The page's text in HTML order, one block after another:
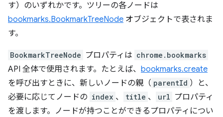
す）のいずれかです。ツリーの各ノードは
bookmarks.BookmarkTreeNode オブジェクトで表されま
す。
BookmarkTreeNode プロパティは chrome.bookmarks
API 全体で使用されます。たとえば、 bookmarks.create
を呼び出すときに、新しいノードの親（ parentId ）と、
必要に応じてノードの index 、 title 、 url プロパティ
を渡します。ノードが持つことができるプロパティについ